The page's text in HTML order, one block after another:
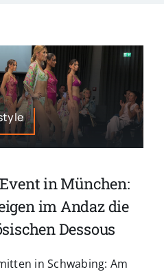
in München:
im Andaz die
Dessous
in Schwabing: Am